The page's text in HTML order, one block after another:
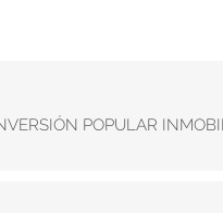
POPULAR